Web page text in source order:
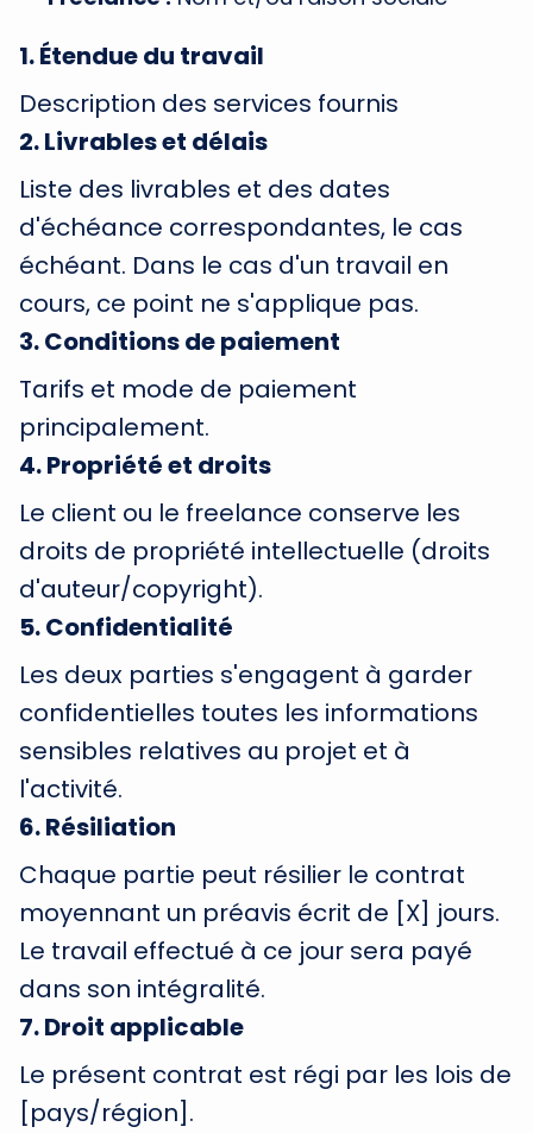
1.Étendue du travail
Description des services fournis
2.Livrables et délais
Liste des livrables et des dates
d'échéance correspondantes, le cas
échéant. Dans le cas d'un travail en
cours, ce point ne s'applique pas.
3.Conditions de paiement
Tarifs et mode de paiement
principalement.
4.Propriété et droits
Le client ou le freelance conserve les
droits de propriété intellectuelle (droits
d'auteur/copyright).
5.Confidentialité
Les deux parties s'engagent à garder
confidentielles toutes les informations
sensibles relatives au projet et à
l'activité.
6.Résiliation
Chaque partie peut résilier le contrat
moyennant un préavis écrit de [X] jours.
Le travail effectué à ce jour sera payé
dans son intégralité.
7.Droit applicable
Le présent contrat est régi par les lois de
[pays/région].